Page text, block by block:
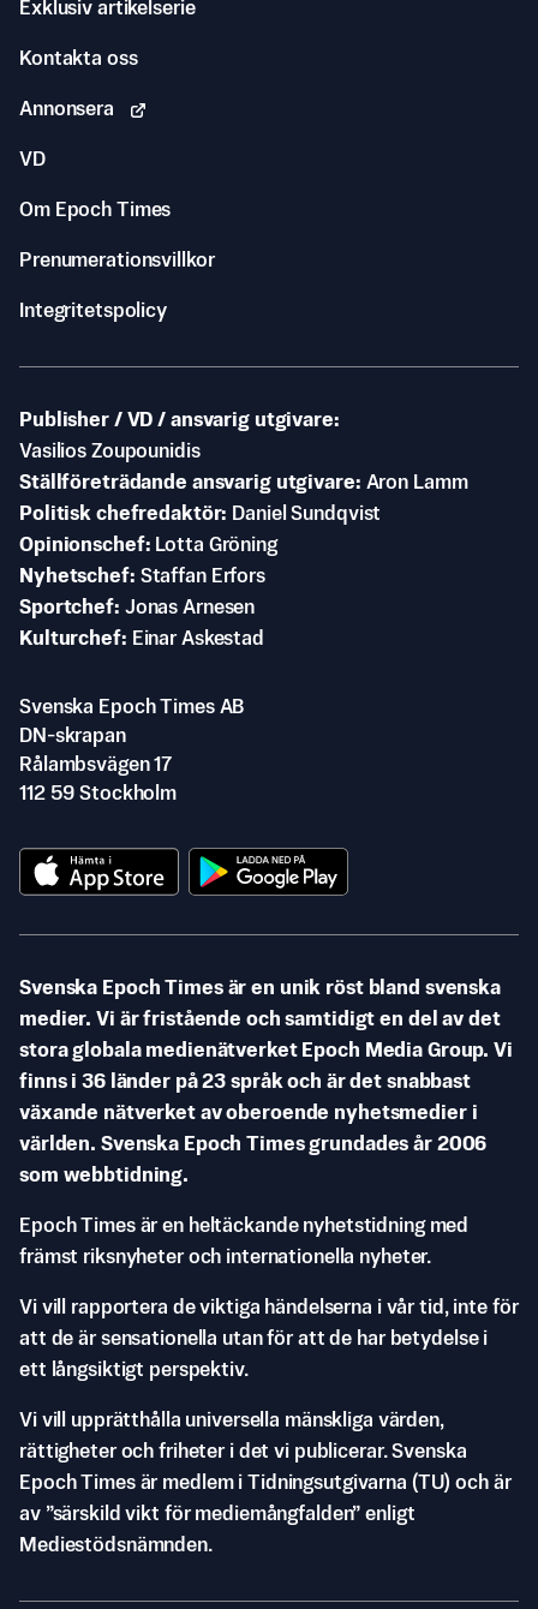
Exklusiv artikelserie
Kontakta oss
Annonsera
VD
Om Epoch Times
Prenumerationsvillkor
Integritetspolicy
Publisher / VD / ansvarig utgivare
Vasilios Zoupounidis
Ställföreträdande ansvarig utgivare Aron Lamm
Politisk chefredaktör
Daniel Sundqvist
Opinionschef
Lotta Gröning
Nyhetschef Staffan Erfors
Sportchef Jonas Arnesen
Kulturchef
Einar Askestad
Svenska Epoch Times AB
DN-skrapan
Rålambsvägen 17
112 59 Stockholm
Svenska Epoch Times är en unik röst bland svenska
medier. Vi är fristående och samtidigt en del av det
stora globala medienätverket Epoch Media Group. Vi
finns i 36 länder på 23 språk och är det snabbast
växande nätverket av oberoende nyhetsmedier i
världen. Svenska Epoch Times grundades år 2006
som webbtidning.
Epoch Times är en heltäckande nyhetstidning med
främst riksnyheter och internationella nyheter.
Vi vill rapportera de viktiga händelserna i vår tid, inte för
att de är sensationella utan för att de har betydelse i
ett långsiktigt perspektiv.
Vi vill upprätthålla universella mänskliga värden,
rättigheter och friheter i det vi publicerar. Svenska
Epoch Times är medlem i Tidningsutgivarna (TU) och är
av ”särskild vikt för mediemångfalden” enligt
Mediestödsnämnden.